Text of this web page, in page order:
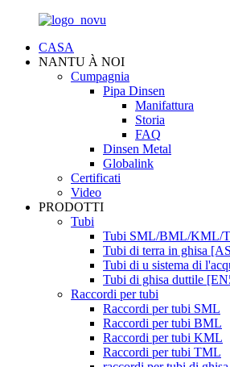
CASA
NANTU À NOI
Cumpagnia
Pipa Dinsen
Manifattura
Storia
FAQ
Dinsen Metal
Globalink
Certificati
Video
PRODOTTI
Tubi
Tubi SML/BML/KML/
Tubi di terra in ghisa
Tubi di u sistema di
Tubi di ghisa duttile
Raccordi per tubi
Raccordi per tubi SML
Raccordi per tubi BML
Raccordi per tubi KML
Raccordi per tubi TML